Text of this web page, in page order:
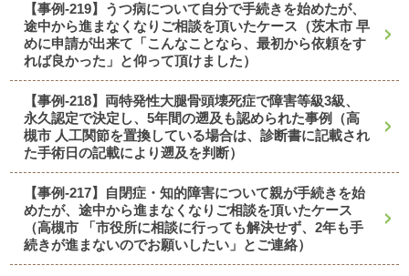
【事例-219】うつ病について自分で手続きを始めたが、
途中から進まなくなりご相談を頂いたケース（茨木市 早
めに申請が出来て「こんなことなら、最初から依頼をす
れば良かった」と仰って頂けました）
【事例-218】両特発性大腿骨頭壊死症で障害等級3級、
永久認定で決定し、5年間の遡及も認められた事例（高
槻市 人工関節を置換している場合は、診断書に記載され
た手術日の記載により遡及を判断）
【事例-217】自閉症・知的障害について親が手続きを始
めたが、途中から進まなくなりご相談を頂いたケース
（高槻市 「市役所に相談に行っても解決せず、2年も手
続きが進まないのでお願いしたい」とご連絡）